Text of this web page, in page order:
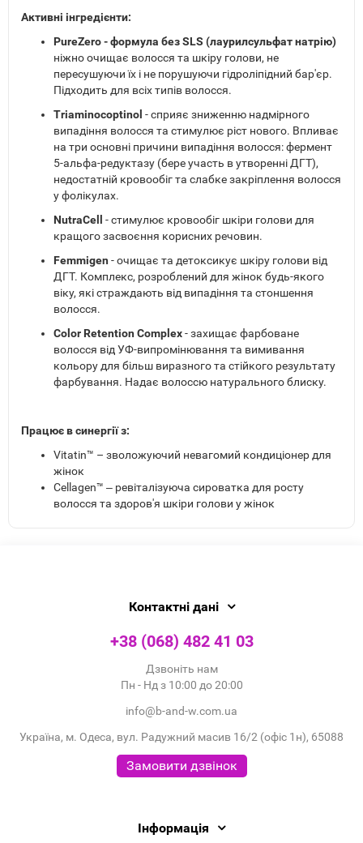
Активні інгредієнти:
PureZero - формула без SLS (лаурилсульфат натрію)
ніжно очищає волосся та шкіру голови, не
пересушуючи їх і не порушуючи гідроліпідний бар'єр.
Підходить для всіх типів волосся.
Triaminocoptinol - сприяє зниженню надмірного
випадіння волосся та стимулює ріст нового. Впливає
на три основні причини випадіння волосся: фермент
5-альфа-редуктазу (бере участь в утворенні ДГТ),
недостатній кровообіг та слабке закріплення волосся
у фолікулах.
NutraCell - стимулює кровообіг шкіри голови для
кращого засвоєння корисних речовин.
Femmigen - очищає та детоксикує шкіру голови від
ДГТ. Комплекс, розроблений для жінок будь-якого
віку, які страждають від випадіння та стоншення
волосся.
Color Retention Complex- захищає фарбоване
волосся від УФ-випромінювання та вимивання
кольору для більш виразного та стійкого результату
фарбування. Надає волоссю натурального блиску.
Працює в синергії з:
Vitatin™ – зволожуючий невагомий кондиціонер для
жінок
Cellagen™ ‒ ревіталізуюча сироватка для росту
волосся та здоров'я шкіри голови у жінок
Контактні дані
+38 (068) 482 41 03
Дзвоніть нам
Пн - Нд з 10:00 до 20:00
info@b-and-w.com.ua
Україна, м. Одеса, вул. Радужний масив 16/2 (офіс 1н), 65088
Замовити дзвінок
Інформація